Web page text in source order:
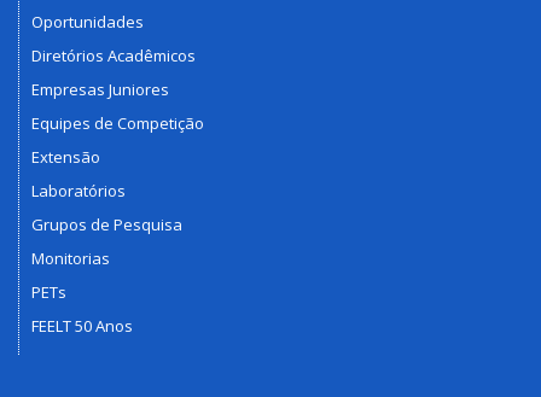
Oportunidades
Diretórios Acadêmicos
Empresas Juniores
Equipes de Competição
Extensão
Laboratórios
Grupos de Pesquisa
Monitorias
PETs
FEELT 50 Anos